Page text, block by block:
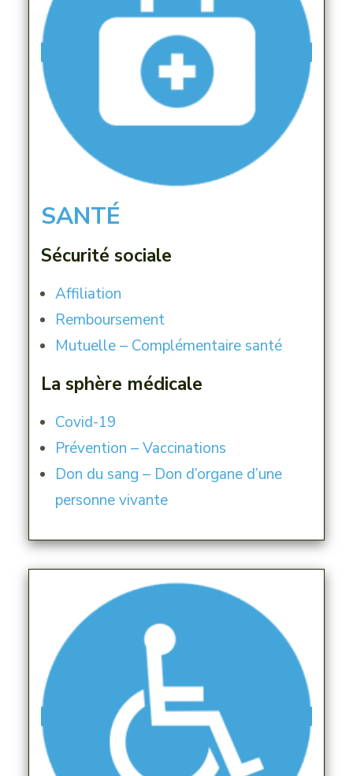
SANTÉ
Sécurité sociale
Affiliation
Remboursement
Mutuelle – Complémentaire santé
La sphère médicale
Covid-19
Prévention – Vaccinations
Don du sang – Don d’organe d’une
personne vivante